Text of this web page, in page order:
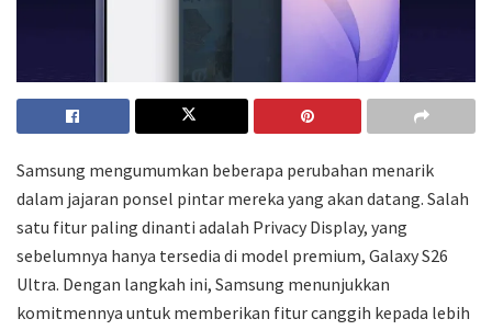
Samsung mengumumkan beberapa perubahan menarik
dalam jajaran ponsel pintar mereka yang akan datang. Salah
satu fitur paling dinanti adalah Privacy Display, yang
sebelumnya hanya tersedia di model premium, Galaxy S26
Ultra. Dengan langkah ini, Samsung menunjukkan
komitmennya untuk memberikan fitur canggih kepada lebih